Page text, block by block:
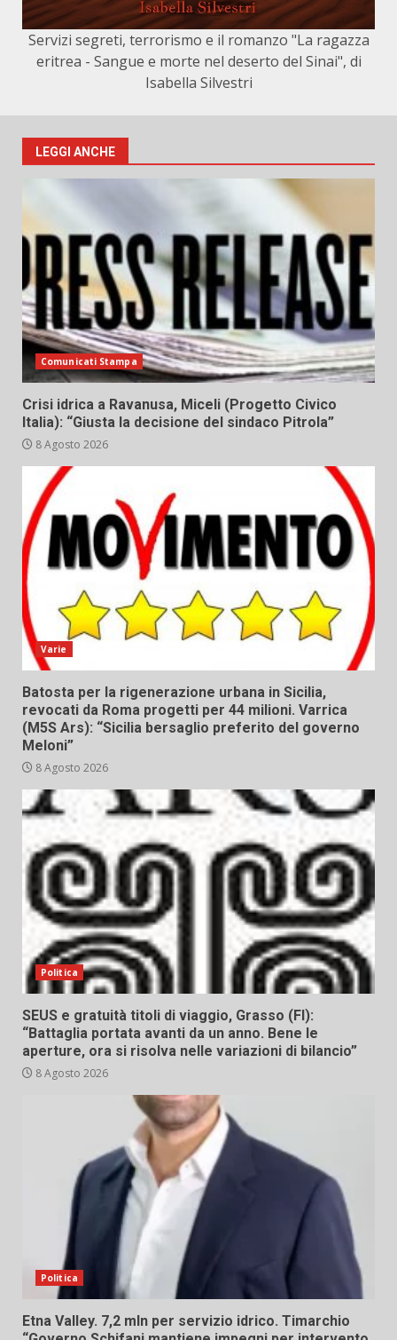
Servizi segreti, terrorismo e il romanzo "La ragazza
eritrea - Sangue e morte nel deserto del Sinai", di
Isabella Silvestri
LEGGI ANCHE
Comunicati Stampa
Crisi idrica a Ravanusa, Miceli (Progetto Civico
Italia): “Giusta la decisione del sindaco Pitrola”
8 Agosto 2026
Varie
Batosta per la rigenerazione urbana in Sicilia,
revocati da Roma progetti per 44 milioni. Varrica
(M5S Ars): “Sicilia bersaglio preferito del governo
Meloni”
8 Agosto 2026
Politica
SEUS e gratuità titoli di viaggio, Grasso (FI):
“Battaglia portata avanti da un anno. Bene le
aperture, ora si risolva nelle variazioni di bilancio”
8 Agosto 2026
Politica
Etna Valley. 7,2 mln per servizio idrico. Timarchio